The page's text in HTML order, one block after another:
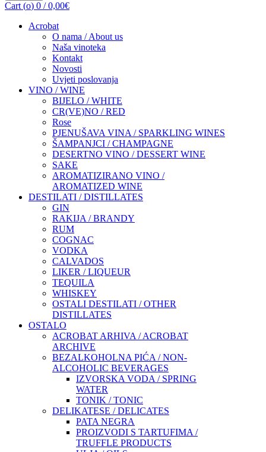
Cart (o) 0 / 0,00€
Acrobat
O nama / About us
Naša vinoteka
Kontakt
Novosti
Uvjeti poslovanja
VINO / WINE
BIJELO / WHITE
CR(VE)NO / RED
Rose
PJENUŠAVA VINA / SPARKLING WINES
ŠAMPANJCI / CHAMPAGNE
DESERTNO VINO / DESSERT WINE
SAKE
AROMATIZIRANO VINO /
AROMATIZED WINE
DESTILATI / DISTILLATES
GIN
RAKIJA / BRANDY
RUM
COGNAC
VODKA
CALVADOS
LIKER / LIQUEUR
TEQUILA
WHISKEY
OSTALI DESTILATI / OTHER
DISTILLATES
OSTALO
ACROBAT ARHIVA / ACROBAT
ARCHIVE
BEZALKOHOLNA PIĆA / NON-
ALCOHOLIC BEVERAGES
IZVORSKA VODA / SPRING
WATER
TONIK / TONIC
DELIKATESE / DELICATES
PATA NEGRA
PROIZVODI S TARTUFIMA /
TRUFFLE PRODUCTS